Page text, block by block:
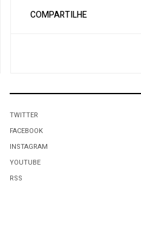
COMPARTILHE
TWITTER
FACEBOOK
INSTAGRAM
YOUTUBE
RSS